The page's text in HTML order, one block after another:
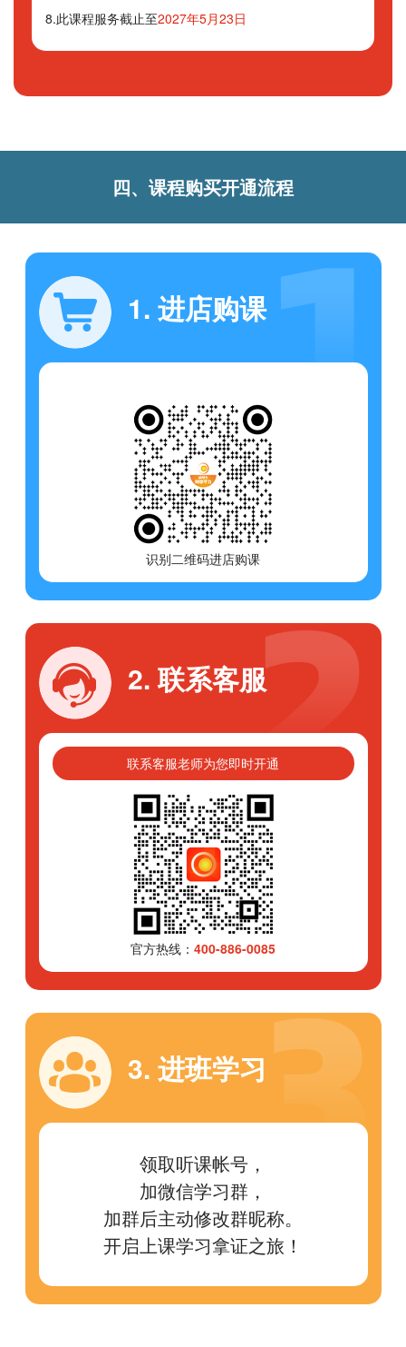
8.此课程服务截止至2027年5月23日
四、课程购买开通流程
1. 进店购课
识别二维码进店购课
2. 联系客服
联系客服老师为您即时开通
官方热线： 400-886-0085
3. 进班学习
领取听课帐号，
加微信学习群，
加群后主动修改群昵称。
开启上课学习拿证之旅！